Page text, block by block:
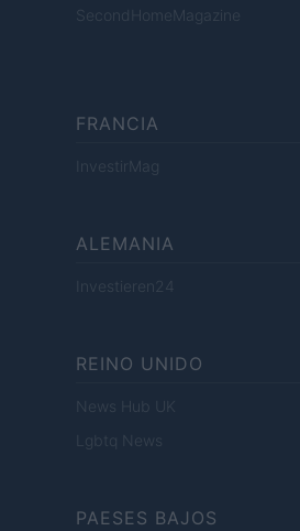
SecondHomeMagazine
FRANCIA
InvestirMag
ALEMANIA
Investieren24
REINO UNIDO
News Hub UK
Lgbtq News
PAESES BAJOS